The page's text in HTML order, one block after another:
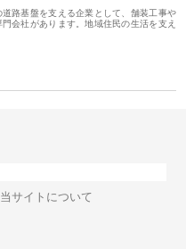
路基盤を支える企業として、舗装工事や
会社があります。地域住民の生活を支え
当サイトについて